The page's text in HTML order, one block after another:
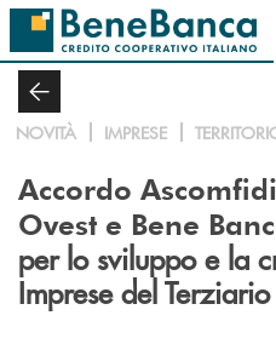
Salta al contenuto principale
NOVITÀ IMPRESE
Accordo
Ovest e Bene
per lo sviluppo e la
Imprese del